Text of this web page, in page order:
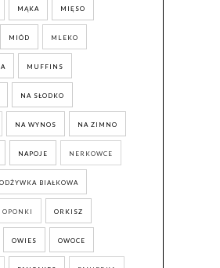
MĄKA MIĘSO
MIÓD MLEKO
MUFFINS
NA SŁODKO
NA WYNOS NA ZIMNO
NAPOJE NERKOWCE
ODŻYWKA BIAŁKOWA
OPONKI ORKISZ
OWIES OWOCE